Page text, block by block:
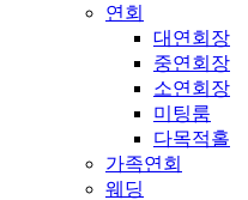
연회
대연회장
중연회장
소연회장
미팅룸
다목적홀
가족연회
웨딩